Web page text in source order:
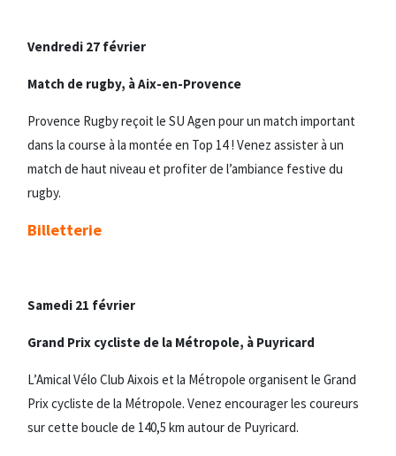
Vendredi 27 février
Match de rugby, à Aix-en-Provence
Provence Rugby reçoit le SU Agen pour un match important
dans la course à la montée en Top 14 ! Venez assister à un
match de haut niveau et profiter de l’ambiance festive du
rugby.
Billetterie
Samedi 21 février
Grand Prix cycliste de la Métropole, à Puyricard
L’Amical Vélo Club Aixois et la Métropole organisent le Grand
Prix cycliste de la Métropole. Venez encourager les coureurs
sur cette boucle de 140,5 km autour de Puyricard.